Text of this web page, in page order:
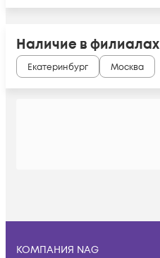
Наличие в филиалах
Екатеринбург Москва
КОМПАНИЯ NAG